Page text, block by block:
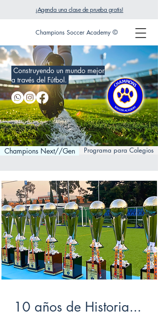
Champions Soccer Academy ©
¡Agenda una clase de prueba gratis!
Construyendo un mundo mejor
a través del Fútbol.
Champions Next//Gen Programa para Colegios
10 años de Historia...